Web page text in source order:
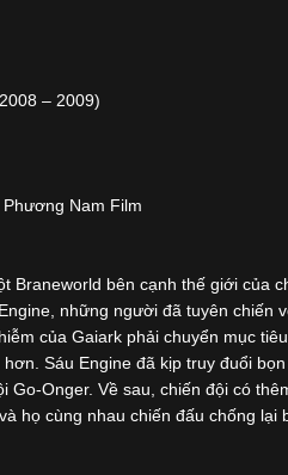
– 2009)
Nam Film
Braneworld bên cạnh thế giới của
những người đã tuyên chiến
của Gaiark phải chuyển mục
Sáu Engine đã kịp truy đuổi
Go-Onger. Về sau, chiến đội có
họ cùng nhau chiến đấu chống